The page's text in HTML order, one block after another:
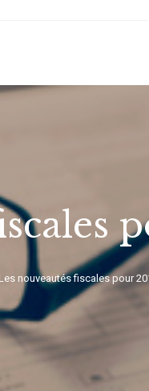
Les nouveautés fiscales pour